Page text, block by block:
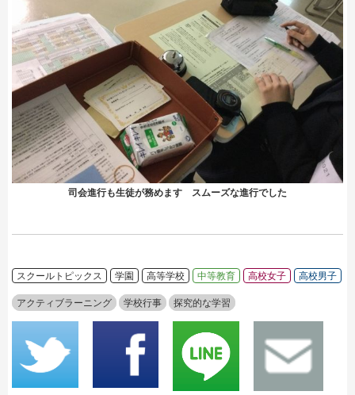
司会進行も生徒が務めます スムーズな進行でした
スクールトピックス 学園 高等学校 中等教育 高校女子 高校男子
アクティブラーニング 学校行事 探究的な学習